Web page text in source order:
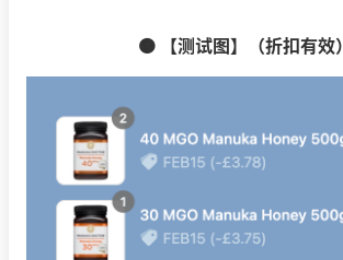
🟠 【测试图】（折扣有效）